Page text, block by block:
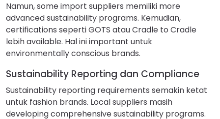
Namun, some import suppliers memiliki more
advanced sustainability programs. Kemudian,
certifications seperti GOTS atau Cradle to Cradle
lebih available. Hal ini important untuk
environmentally conscious brands.
Sustainability Reporting dan Compliance
Sustainability reporting requirements semakin ketat
untuk fashion brands. Local suppliers masih
developing comprehensive sustainability programs.